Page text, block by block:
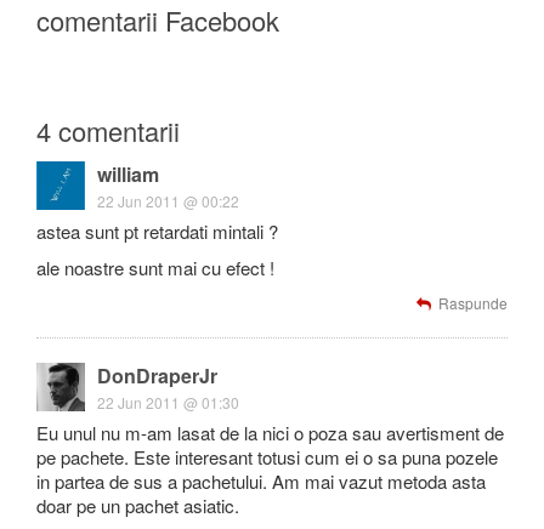
comentarii Facebook
4 comentarii
william
22 Jun 2011 @ 00:22
astea sunt pt retardati mintali ?
ale noastre sunt mai cu efect !
Raspunde
DonDraperJr
22 Jun 2011 @ 01:30
Eu unul nu m-am lasat de la nici o poza sau avertisment de
pe pachete. Este interesant totusi cum ei o sa puna pozele
in partea de sus a pachetului. Am mai vazut metoda asta
doar pe un pachet asiatic.